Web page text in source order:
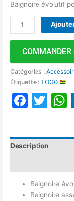
Baignoire évolutif
COMMANDER
Catégories :
Étiquette :TOGO
Description
Baignoire
Baignoire